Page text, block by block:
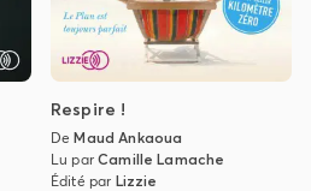
Respire !
DeMaud Ankaoua
Lu parCamille Lamache
Édité par Lizzie